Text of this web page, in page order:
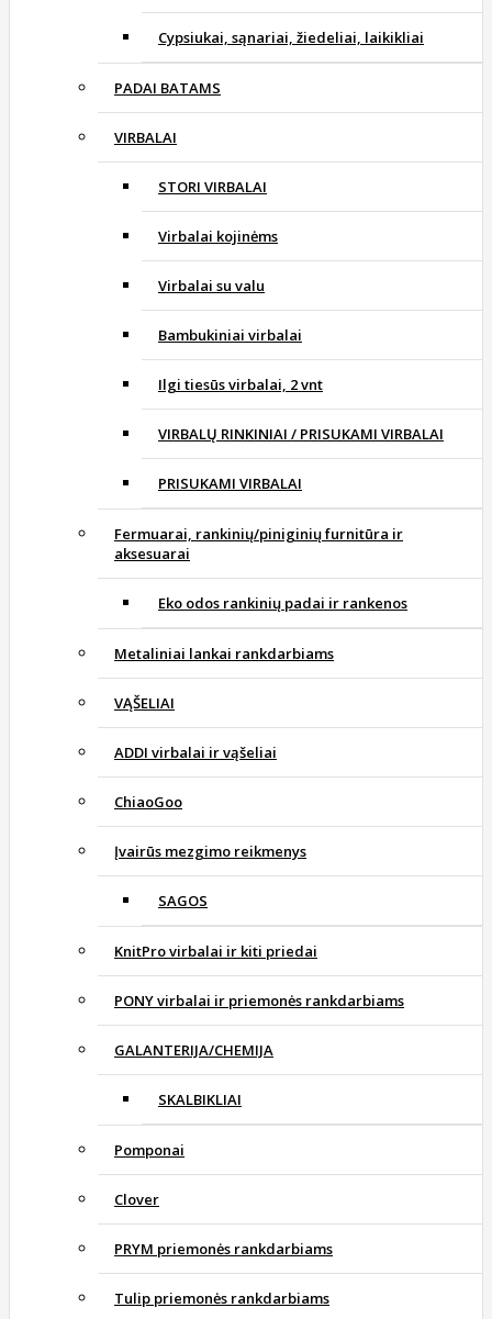
Cypsiukai, sąnariai, žiedeliai, laikikliai
PADAI BATAMS
VIRBALAI
STORI VIRBALAI
Virbalai kojinėms
Virbalai su valu
Bambukiniai virbalai
Ilgi tiesūs virbalai, 2 vnt
VIRBALŲ RINKINIAI / PRISUKAMI VIRBALAI
PRISUKAMI VIRBALAI
Fermuarai, rankinių/piniginių furnitūra ir
aksesuarai
Eko odos rankinių padai ir rankenos
Metaliniai lankai rankdarbiams
VĄŠELIAI
ADDI virbalai ir vąšeliai
ChiaoGoo
Įvairūs mezgimo reikmenys
SAGOS
KnitPro virbalai ir kiti priedai
PONY virbalai ir priemonės rankdarbiams
GALANTERIJA/CHEMIJA
SKALBIKLIAI
Pomponai
Clover
PRYM priemonės rankdarbiams
Tulip priemonės rankdarbiams